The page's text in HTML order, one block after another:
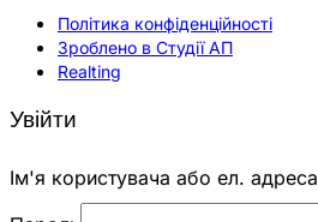
Політика конфіденційності
Зроблено в Студії АП
Realting
Увійти
Ім'я користувача або ел. адреса